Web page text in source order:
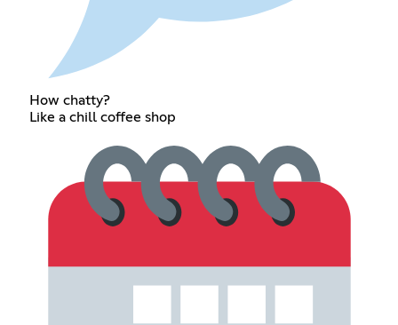
How chatty?
Like a chill coffee shop